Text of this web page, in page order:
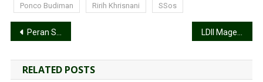
Ponco Budiman
Ririh Khrisnani SSos
Peran Strategis Media dalam Membangun Ketahanan Pangan: Ketua Umum DPP LDII Serukan Kebebasan Pers yang Bertanggung Jawab
RELATED POSTS